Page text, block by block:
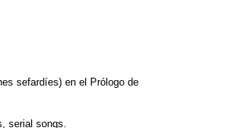
sefardíes) en el Prólogo de
serial songs.